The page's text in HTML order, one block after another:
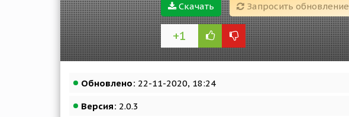
Скачать Запросить обновление
+1
Обновлено: 22-11-2020, 18:24
Версия: 2.0.3